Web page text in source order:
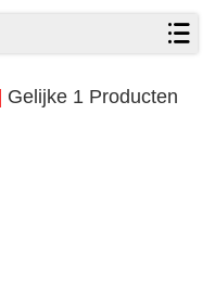
Gelijke 1 Producten